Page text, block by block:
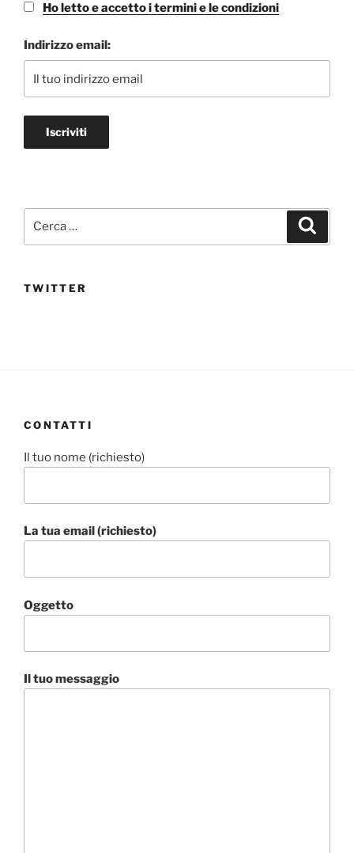
Ho letto e accetto i termini e le condizioni
Indirizzo email:
TWITTER
CONTATTI
Il tuo nome (richiesto)
La tua email (richiesto)
Oggetto
Il tuo messaggio